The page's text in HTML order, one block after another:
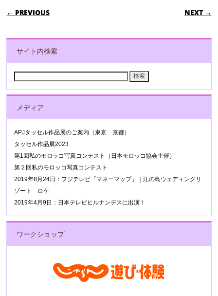
POST NAVIGATION
← PREVIOUS NEXT →
サイト内検索
メディア
APJタッセル作品展のご案内（東京 京都）
タッセル作品展2023
第1回私のモロッコ写真コンテスト（日本モロッコ協会主催）
第２回私のモロッコ写真コンテスト
2019年8月24日：フジテレビ「マネーマップ」｜江の島ウェディングリ
ゾート ロケ
2019年4月9日：日本テレビヒルナンデスに出演！
ワークショップ